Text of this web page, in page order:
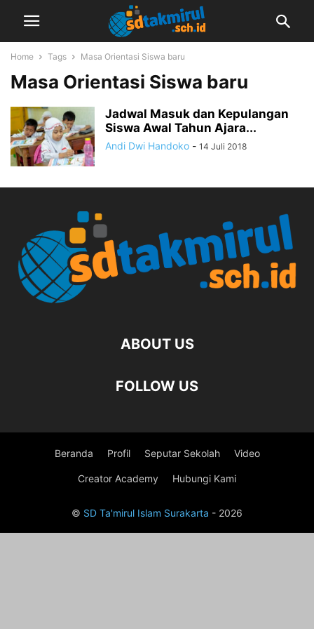
Home Tags Masa Orientasi Siswa baru
Masa Orientasi Siswa baru
Jadwal Masuk dan Kepulangan
Siswa Awal Tahun Ajara...
Andi Dwi Handoko - 14 Juli 2018
ABOUT US
FOLLOW US
Beranda Profil Seputar Sekolah Video
Creator Academy Hubungi Kami
© SD Ta'mirul Islam Surakarta - 2026